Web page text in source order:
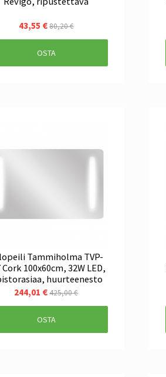
43,55 €80,20 €
OSTA
Tammiholma TVP-
Cork 100x60cm, 32W LED,
huurteenesto
244,01 € 425,00 €
OSTA